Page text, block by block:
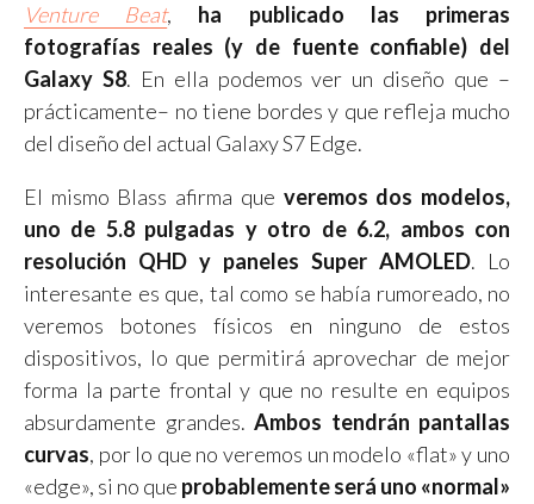
Venture Beat, ha publicado las primeras
fotografías reales (y de fuente confiable) del
Galaxy S8. En ella podemos ver un diseño que –
prácticamente– no tiene bordes y que refleja mucho
del diseño del actual Galaxy S7 Edge.
El mismo Blass afirma que veremos dos modelos,
uno de 5.8 pulgadas y otro de 6.2, ambos con
resolución QHD y paneles Super AMOLED. Lo
interesante es que, tal como se había rumoreado, no
veremos botones físicos en ninguno de estos
dispositivos, lo que permitirá aprovechar de mejor
forma la parte frontal y que no resulte en equipos
absurdamente grandes. Ambos tendrán pantallas
curvas, por lo que no veremos un modelo «flat» y uno
«edge», si no que probablemente será uno «normal»